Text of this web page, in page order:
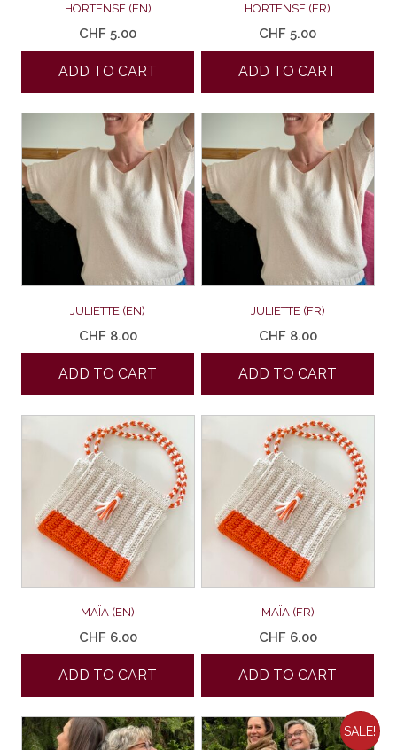
HORTENSE (EN)
CHF 5.00
ADD TO CART
HORTENSE (FR)
CHF 5.00
ADD TO CART
JULIETTE (EN)
CHF 8.00
ADD TO CART
JULIETTE (FR)
CHF 8.00
ADD TO CART
MAÏA (EN)
CHF 6.00
ADD TO CART
MAÏA (FR)
CHF 6.00
ADD TO CART
SALE!